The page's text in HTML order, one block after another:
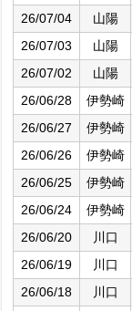
26/07/04
山陽
26/07/03
山陽
26/07/02
山陽
26/06/28
伊勢崎
26/06/27
伊勢崎
26/06/26
伊勢崎
26/06/25
伊勢崎
26/06/24
伊勢崎
26/06/20
川口
26/06/19
川口
26/06/18
川口